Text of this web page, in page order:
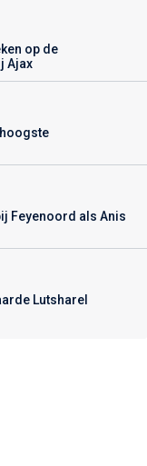
op de
Ajax
Feyenoord als Anis
Lutsharel